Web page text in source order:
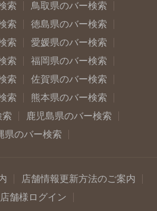
索
鳥取県のバー検索
索
徳島県のバー検索
索
愛媛県のバー検索
索
福岡県のバー検索
索
佐賀県のバー検索
索
熊本県のバー検索
索
鹿児島県のバー検索
県のバー検索
店舗情報更新方法のご案内
舗様ログイン